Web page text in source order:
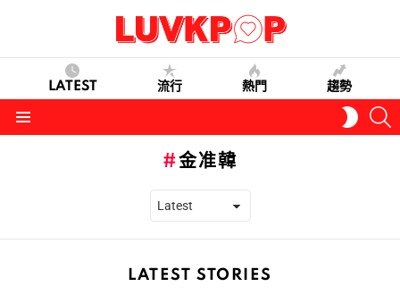
LATEST 流行 熱門 趨勢
SKIN
金准韓
LATEST STORIES